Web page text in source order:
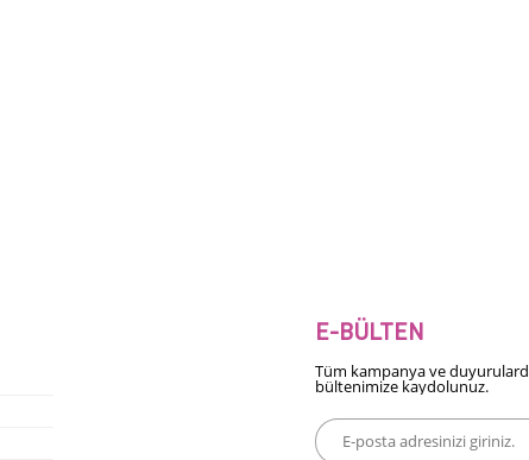
E-BÜLTEN
Tüm kampanya ve
bültenimize kaydolunuz.